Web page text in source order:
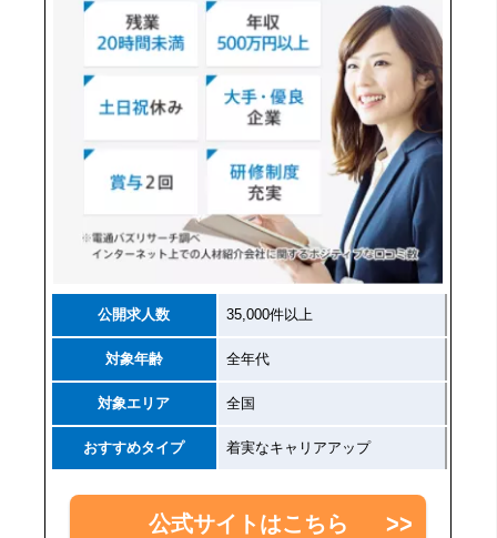
公開求人数 35,000件以上
対象年齢 全年代
対象エリア 全国
おすすめタイプ 着実なキャリアアップ
公式サイトはこちら